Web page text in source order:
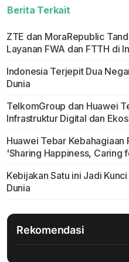
Berita Terkait
ZTE dan MoraRepublic
Layanan FWA dan FTTH di
Indonesia Terjepit Dua
Dunia
TelkomGroup dan Huawei
Infrastruktur Digital dan
Huawei Tebar Kebahagiaan
'Sharing Happiness, Caring
Kebijakan Satu ini Jadi
Dunia
Rekomendasi